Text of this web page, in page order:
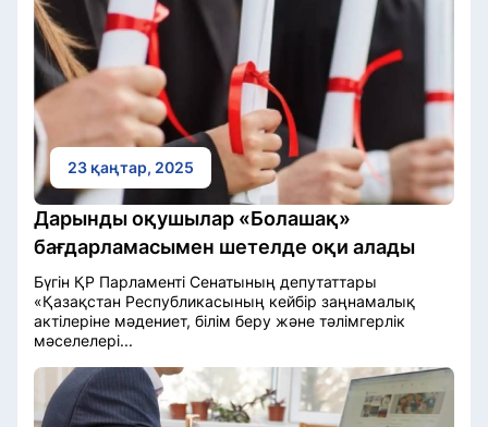
23 қаңтар, 2025
Дарынды оқушылар «Болашақ»
бағдарламасымен шетелде оқи алады
Бүгін ҚР Парламенті Сенатының депутаттары
«Қазақстан Республикасының кейбір заңнамалық
актілеріне мәдениет, білім беру және тәлімгерлік
мәселелері...